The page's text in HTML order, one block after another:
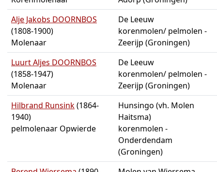
Alje Jakobs DOORNBOS
(1808-1900)
Molenaar
De Leeuw
korenmolen/ pelmolen -
Zeerijp (Groningen)
Luurt Aljes DOORNBOS
(1858-1947)
Molenaar
De Leeuw
korenmolen/ pelmolen -
Zeerijp (Groningen)
Hilbrand Runsink(1864-
1940)
pelmolenaar Opwierde
Hunsingo (vh. Molen
Haitsma)
korenmolen -
Onderdendam
(Groningen)